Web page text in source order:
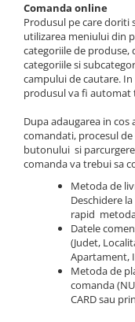
Comanda online
Produsul pe care doriti
utilizarea meniului din
categoriile de
categoriile si
campului de cautare.
produsul va fi automat
Dupa adaugarea in
comandati, procesul
butonului si
comanda va trebui sa
Metoda de
Deschidere
rapid metoda
Datele
(Judet,
Apartament,
Metoda de
comanda
CARD sau